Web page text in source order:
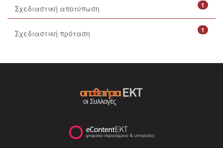
1
Σχεδιαστική αποτύπωση
1
Σχεδιαστική πρόταση